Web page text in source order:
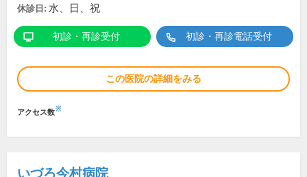
休診日: 水、日、祝
初診・再診受付 初診・再診電話受付
この医院の詳細をみる
アクセス数※
いづろ今村病院